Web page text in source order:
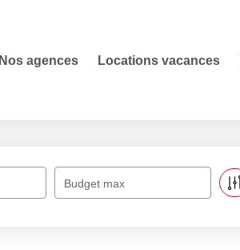
Nos agences Locations vacances
Budget max